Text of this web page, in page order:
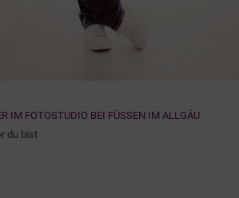
IM FOTOSTUDIO BEI FÜSSEN IM ALLGÄU
du bist